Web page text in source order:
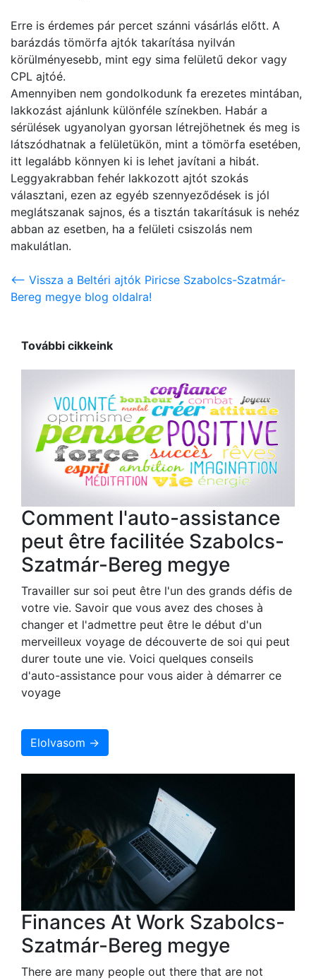
Erre is érdemes pár percet szánni vásárlás előtt. A
barázdás tömörfa ajtók takarítása nyilván
körülményesebb, mint egy sima felületű dekor vagy
CPL ajtóé.
Amennyiben nem gondolkodunk fa erezetes mintában,
lakkozást ajánlunk különféle színekben. Habár a
sérülések ugyanolyan gyorsan létrejöhetnek és meg is
látszódhatnak a felületükön, mint a tömörfa esetében,
itt legalább könnyen ki is lehet javítani a hibát.
Leggyakrabban fehér lakkozott ajtót szokás
választani, ezen az egyéb szennyeződések is jól
meglátszanak sajnos, és a tisztán takarításuk is nehéz
abban az esetben, ha a felületi csiszolás nem
makulátlan.
<-- Vissza a Beltéri ajtók Piricse Szabolcs-Szatmár-
Bereg megye blog oldalra!
További cikkeink
Comment l'auto-assistance
peut être facilitée Szabolcs-
Szatmár-Bereg megye
Travailler sur soi peut être l'un des grands défis de
votre vie. Savoir que vous avez des choses à
changer et l'admettre peut être le début d'un
merveilleux voyage de découverte de soi qui peut
durer toute une vie. Voici quelques conseils
d'auto-assistance pour vous aider à démarrer ce
voyage
Elolvasom →
Finances At Work Szabolcs-
Szatmár-Bereg megye
There are many people out there that are not